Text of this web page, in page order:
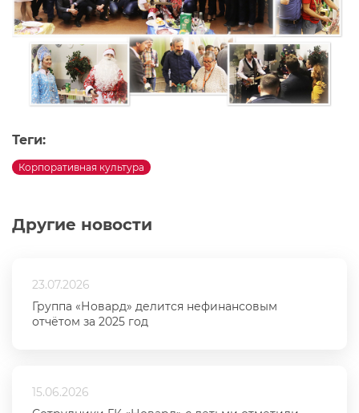
Другие новости
23.07.2026
Группа «Новард» делится нефинансовым
отчётом за 2025 год
15.06.2026
Теги:
Корпоративная культура